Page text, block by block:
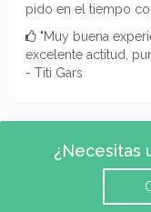
pido en el tiempo
"Muy buena
excelente actitud,
- Titi Gars
¿Necesitas